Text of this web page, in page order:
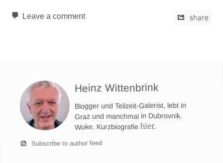
Leave a comment share
Heinz Wittenbrink
Blogger und Teilzeit-Galerist, lebt in
Graz und manchmal in Dubrovnik.
Woke. Kurzbiografiehier.
Subscribe to author feed